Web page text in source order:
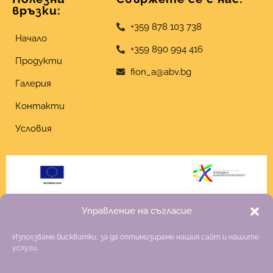
Управление на съгласие
Използваме бисквитки, за да оптимизираме нашия сайт и нашите
услуги.
връзки:
Начало
Продукти
Галерия
Контакти
Условия
+359 878 103 738
+359 890 994 416
fion_a@abv.bg